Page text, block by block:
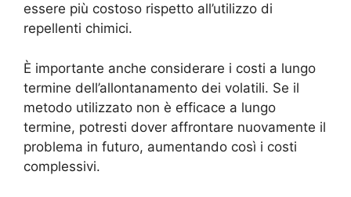
essere più costoso rispetto all’utilizzo di
repellenti chimici.
È importante anche considerare i costi a lungo
termine dell’allontanamento dei volatili. Se il
metodo utilizzato non è efficace a lungo
termine, potresti dover affrontare nuovamente il
problema in futuro, aumentando così i costi
complessivi.